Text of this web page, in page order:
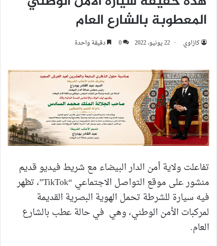
المعطوبة بالشارع العام
كازاوي 22 يونيو، 2022 0 دقيقة واحدة
تفاعلت ولاية أمن الدار البيضاء مع شريط فيديو قديم
منشور على موقع التواصل الاجتماعي “TikTok”، تظهر
فيه سيارة للشرطة تحمل الهوية البصرية القديمة
لمركبات الأمن الوطني، وهي في حالة عطب بالشارع
العام.